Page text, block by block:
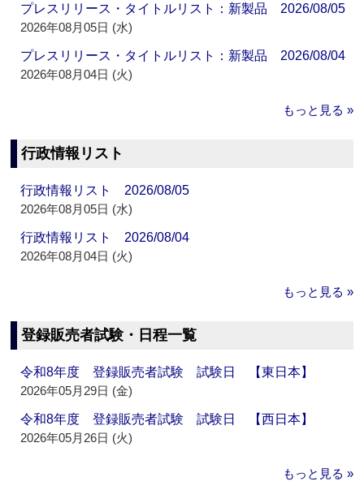
プレスリリース・タイトルリスト：新製品 2026/08/05
2026年08月05日 (水)
プレスリリース・タイトルリスト：新製品 2026/08/04
2026年08月04日 (火)
もっと見る »
行政情報リスト
行政情報リスト 2026/08/05
2026年08月05日 (水)
行政情報リスト 2026/08/04
2026年08月04日 (火)
もっと見る »
登録販売者試験・日程一覧
令和8年度 登録販売者試験 試験日 【東日本】
2026年05月29日 (金)
令和8年度 登録販売者試験 試験日 【西日本】
2026年05月26日 (火)
もっと見る »